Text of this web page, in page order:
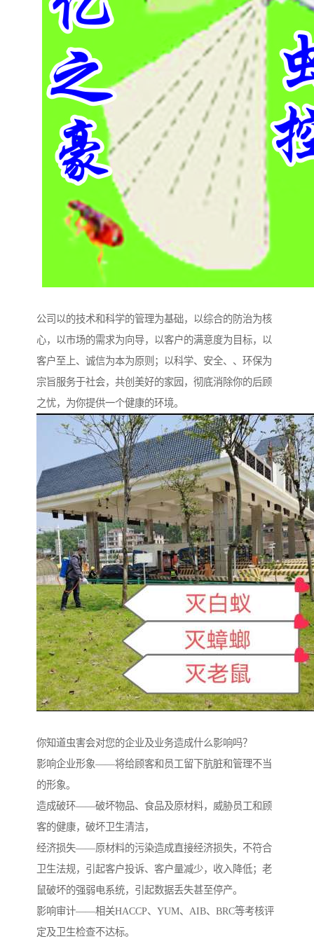
公司以的技术和科学的管理为基础，以综合的防治为核
心，以市场的需求为向导，以客户的满意度为目标，以
客户至上、诚信为本为原则；以科学、安全、、环保为
宗旨服务于社会，共创美好的家园，彻底消除你的后顾
之忧，为你提供一个健康的环境。
你知道虫害会对您的企业及业务造成什么影响吗？
影响企业形象——将给顾客和员工留下肮脏和管理不当
的形象。
造成破环——破坏物品、食品及原材料，威胁员工和顾
客的健康，破坏卫生清洁，
经济损失——原材料的污染造成直接经济损失，不符合
卫生法规，引起客户投诉、客户量减少，收入降低；老
鼠破坏的强弱电系统，引起数据丢失甚至停产。
影响审计——相关HACCP、YUM、AIB、BRC等考核评
定及卫生检查不达标。